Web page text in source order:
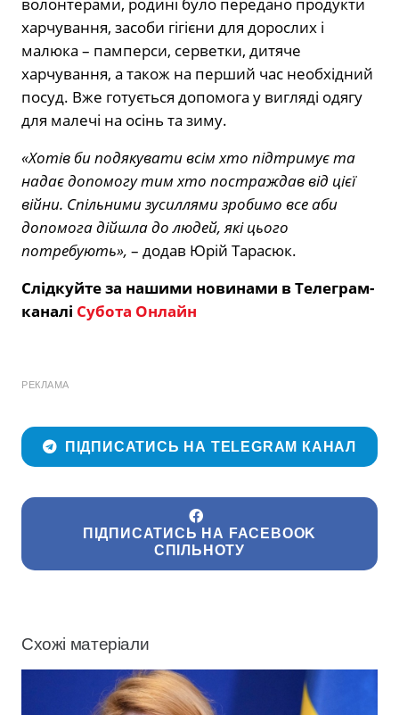
харчування, засоби гігієни для дорослих і
малюка – памперси, серветки, дитяче
харчування, а також на перший час необхідний
посуд. Вже готується допомога у вигляді одягу
для малечі на осінь та зиму.
«Хотів би подякувати всім хто підтримує та
надає допомогу тим хто постраждав від цієї
війни. Спільними зусиллями зробимо все аби
допомога дійшла до людей, які цього
потребують», – додав Юрій Тарасюк.
Слідкуйте за нашими новинами в Телеграм-
каналі Субота Онлайн
РЕКЛАМА
ПІДПИСАТИСЬ НА TELEGRAM КАНАЛ
ПІДПИСАТИСЬ НА FACEBOOK
СПІЛЬНОТУ
Схожі матеріали